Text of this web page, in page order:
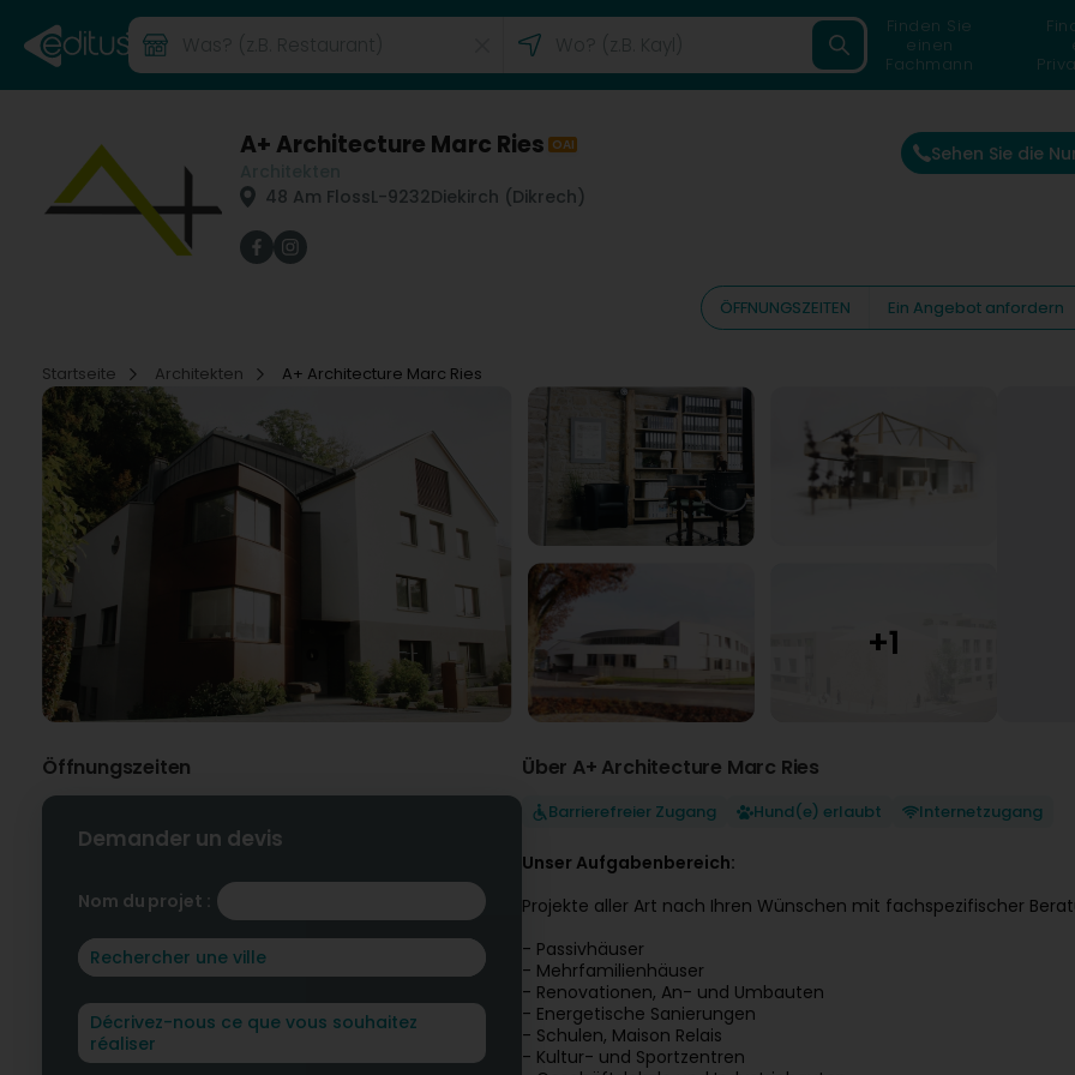
Finden Sie
einen
Fachmann
A+ Architecture Marc Ries OAI
48 Am FlossL-9232Diekirch (Dikrech)
Sehen Sie die
ÖFFNUNGSZEITEN Ein Angebot anfordern
Startseite Architekten A+ Architecture Marc Ries
Öffnungszeiten
Demander un devis
Nom du projet :
Über A+ Architecture Marc Ries
Barrierefreier Zugang Hund(e) erlaubt Internetzugang
Unser Aufgabenbereich:
Projekte aller Art nach Ihren Wünschen mit fachspezifischer
- Passivhäuser
- Mehrfamilienhäuser
- Renovationen, An- und Umbauten
- Energetische Sanierungen
- Schulen, Maison Relais
- Kultur- und Sportzentren